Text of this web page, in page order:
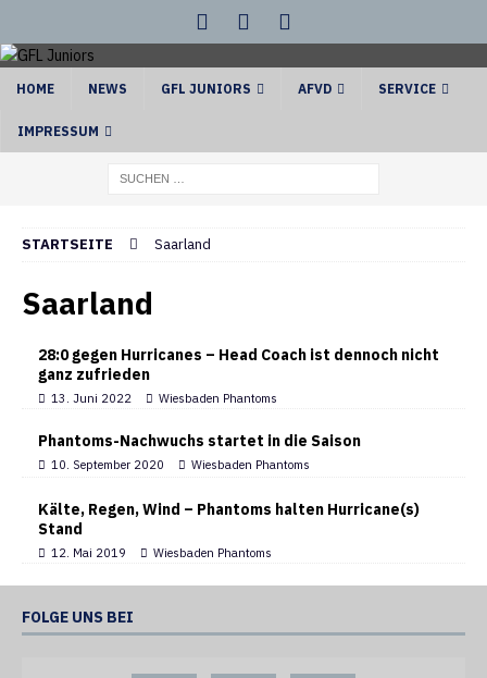
HOME NEWS GFL JUNIORS AFVD SERVICE
IMPRESSUM
STARTSEITE Saarland
Saarland
28:0 gegen Hurricanes – Head Coach ist dennoch nicht
ganz zufrieden
13. Juni 2022 Wiesbaden Phantoms
Phantoms-Nachwuchs startet in die Saison
10. September 2020 Wiesbaden Phantoms
Kälte, Regen, Wind – Phantoms halten Hurricane(s)
Stand
12. Mai 2019 Wiesbaden Phantoms
FOLGE UNS BEI